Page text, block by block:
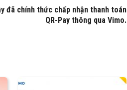
đã chính thức chấp nhận thanh toán
QR-Pay thông qua Vimo.